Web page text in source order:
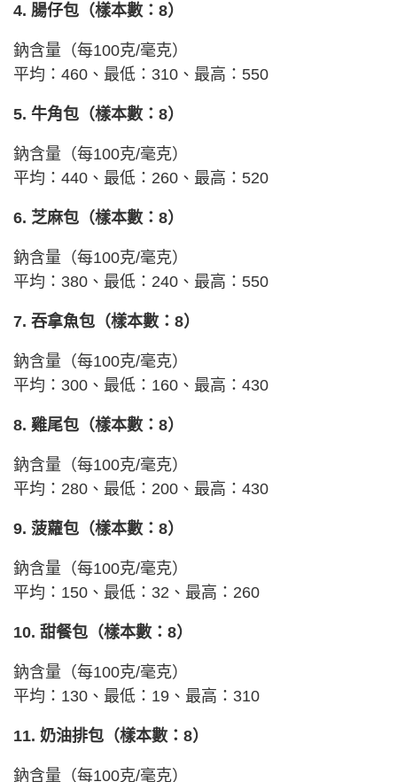
4. 腸仔包（樣本數：8）
鈉含量（每100克/毫克）
平均：460、最低：310、最高：550
5. 牛角包（樣本數：8）
鈉含量（每100克/毫克）
平均：440、最低：260、最高：520
6. 芝麻包（樣本數：8）
鈉含量（每100克/毫克）
平均：380、最低：240、最高：550
7. 吞拿魚包（樣本數：8）
鈉含量（每100克/毫克）
平均：300、最低：160、最高：430
8. 雞尾包（樣本數：8）
鈉含量（每100克/毫克）
平均：280、最低：200、最高：430
9. 菠蘿包（樣本數：8）
鈉含量（每100克/毫克）
平均：150、最低：32、最高：260
10. 甜餐包（樣本數：8）
鈉含量（每100克/毫克）
平均：130、最低：19、最高：310
11. 奶油排包（樣本數：8）
鈉含量（每100克/毫克）